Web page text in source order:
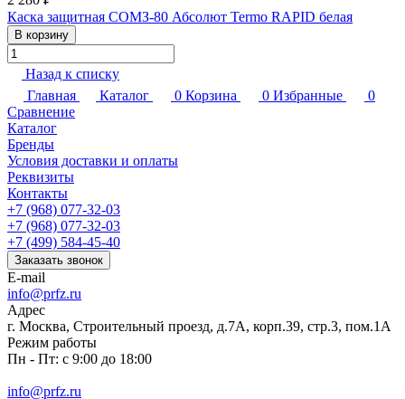
Каска защитная СОМЗ-80 Абсолют Termo RAPID белая
В корзину
Назад к списку
Главная
Каталог 0 Корзина 0 Избранные
0
Сравнение
Каталог
Бренды
Условия доставки и оплаты
Реквизиты
Контакты
+7 (968) 077-32-03
+7 (968) 077-32-03
+7 (499) 584-45-40
Заказать звонок
E-mail
info@prfz.ru
Адрес
г. Москва, Строительный проезд, д.7А, корп.39, стр.3, пом.1А
Режим работы
Пн - Пт: с 9:00 до 18:00
info@prfz.ru